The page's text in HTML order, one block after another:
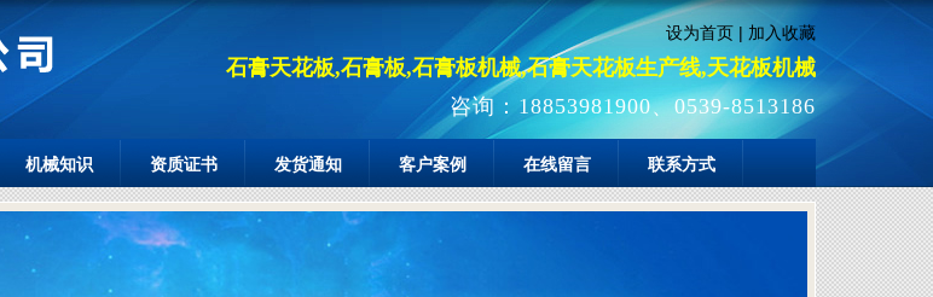
设为首页 | 加入收藏
石膏天花板,石膏板,石膏板机械,石膏天花板生产线,天花板机械
咨询：18853981900、0539-8513186
机械知识 资质证书 发货通知 客户案例 在线留言 联系方式